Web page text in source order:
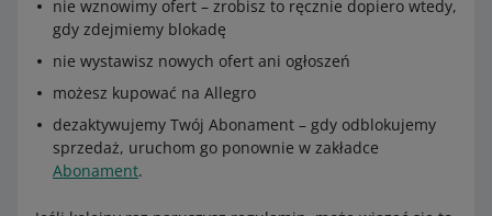
nie wznowimy ofert – zrobisz to ręcznie dopiero wtedy,
gdy zdejmiemy blokadę
nie wystawisz nowych ofert ani ogłoszeń
możesz kupować na Allegro
dezaktywujemy Twój Abonament – gdy odblokujemy
sprzedaż, uruchom go ponownie w zakładce
Abonament.